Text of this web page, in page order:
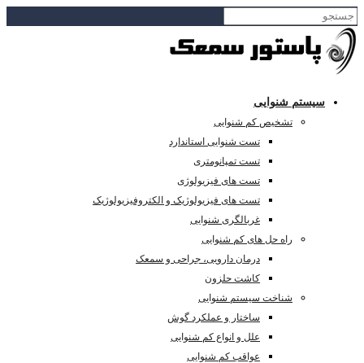
سیستم شنوایی
تشخیص کم شنوایی
تست شنوایی استاندارد
تست تمپانومتری
تست های فیزیولوژی
تست های فیزیولوژیک و الکتروفیزیولوژیک
غربالگری شنوایی
راه حل های کم شنوایی
درمان دارویی، جراحی و سمعک
کاشت حلزون
شناخت سیستم شنوایی
ساختار و عملکرد گوش
علل و انواع کم شنوایی
عواقب کم شنوایی